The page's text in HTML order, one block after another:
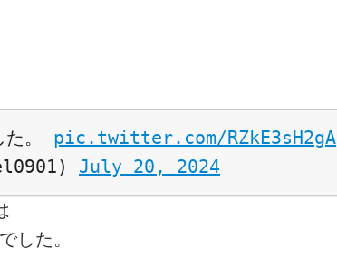
た。 pic.twitter.com/RZkE3sH2gA
July 20, 2024
した。